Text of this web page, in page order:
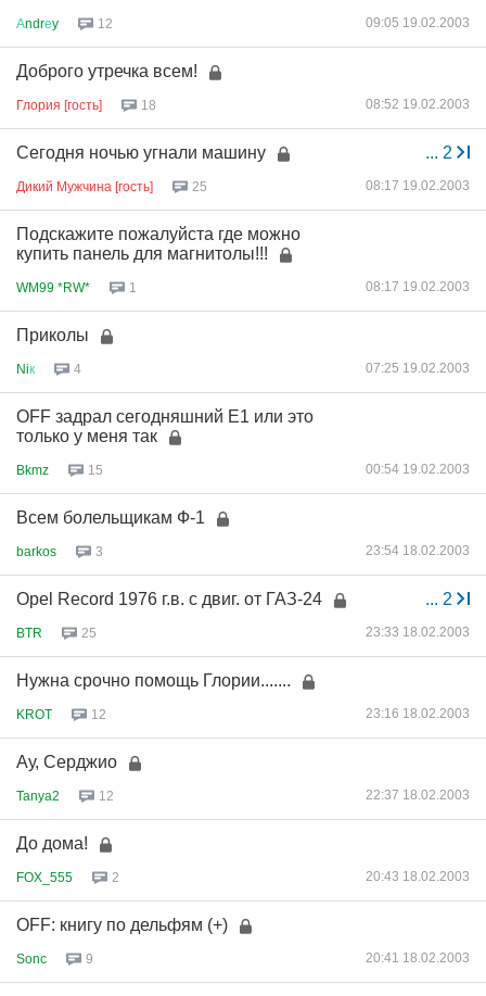
Аndrеy 12 09:05 19.02.2003
Доброго утречка всем!
Глория [гость] 18 08:52 19.02.2003
... 2
Cегодня ночью угнали машину
Дикий Мужчина [гость] 25 08:17 19.02.2003
Подскажите пожалуйста где можно
купить панель для магнитолы!!!
WM99 *RW* 1 08:17 19.02.2003
Приколы
Niк 4 07:25 19.02.2003
OFF задрал сегодняшний Е1 или это
только у меня так
Bkmz 15 00:54 19.02.2003
Всем болельщикам Ф-1
barkos 3 23:54 18.02.2003
... 2
Opel Record 1976 г.в. с двиг. от ГАЗ-24
BTR 25 23:33 18.02.2003
Нужна срочно помощь Глории.......
KROT 12 23:16 18.02.2003
Ау, Серджио
Tanya2 12 22:37 18.02.2003
До дома!
FOX_555 2 20:43 18.02.2003
OFF: книгу по дельфям (+)
Sonc 9 20:41 18.02.2003